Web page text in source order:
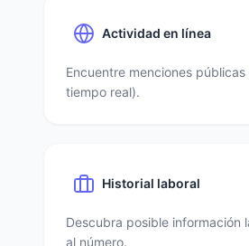
Actividad en línea
Encuentre menciones
tiempo real).
Historial laboral
Descubra posible información
al número.